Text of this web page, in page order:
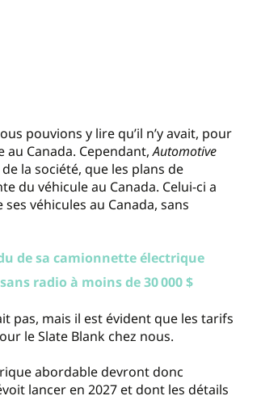
pouvions y lire qu’il n’y avait, pour
au Canada. Cependant,Automotive
la société, que les plans de
du véhicule au Canada. Celui-ci a
véhicules au Canada, sans
de sa camionnette électrique
radio à moins de 30 000 $
pas, mais il est évident que les tarifs
le Slate Blank chez nous.
abordable devront donc
lancer en 2027 et dont les détails